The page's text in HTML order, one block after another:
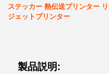
ステッカー 熱伝送プリンター
ジェットプリンター
製品説明: